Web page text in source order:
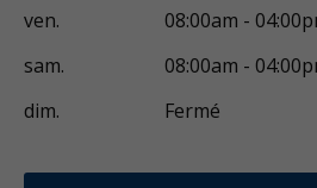
ven.
08:00am -
sam.
08:00am -
dim.
Fermé